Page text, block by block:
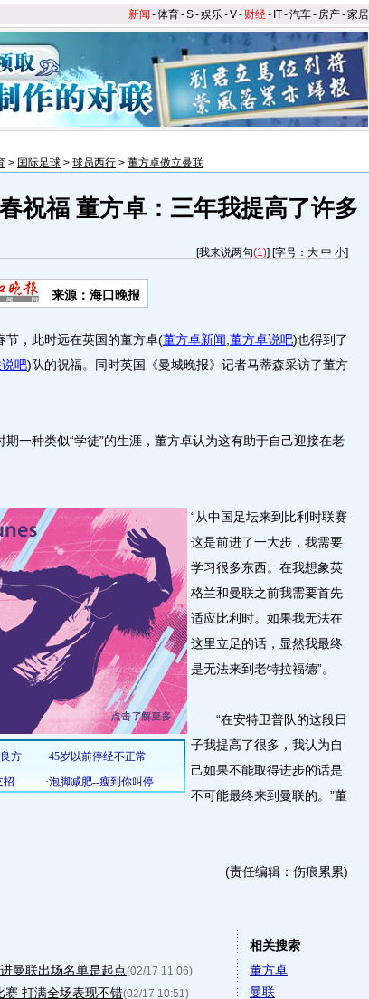
新闻 -体育-S-娱乐-V- 财经- IT-汽车- 房产-家居
> 国际足球 > 球员西行 > 董方卓傲立曼联
祝福 董方卓：三年我提高了许多
[我来说两句(1)] [字号： 大 中 小]
来源：海口晚报
，此时远在英国的董方卓(董方卓新闻 董方卓说吧)也得到了
吧)队的祝福。同时英国《曼城晚报》记者马蒂森采访了董方
种类似“学徒”的生涯，董方卓认为这有助于自己迎接在老
“从中国足坛来到比利时联赛
这是前进了一大步，我需要
学习很多东西。在我想象英
格兰和曼联之前我需要首先
适应比利时。如果我无法在
这里立足的话，显然我最终
是无法来到老特拉福德”。
“在安特卫普队的这段日
子我提高了很多，我认为自
己如果不能取得进步的话是
不可能最终来到曼联的。”董
(责任编辑：伤痕累累)
曼联出场名单是起点(02/17 11:06)
赛 打满全场表现不错(02/17 10:51)
相关搜索
董方卓
曼联